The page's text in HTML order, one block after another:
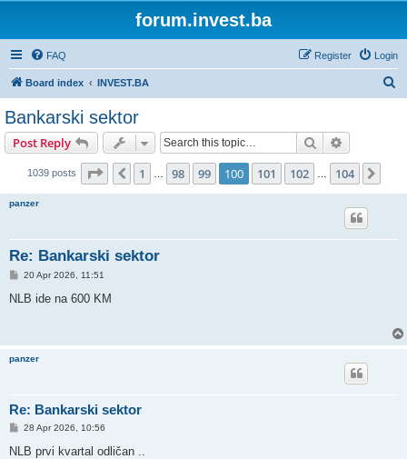
forum.invest.ba
FAQ Login
Register
Board index INVEST.BA
Bankarski sektor
Post Reply Search
1039 posts Page 100 of 104
Previous
1 98 99 100 101 102 104
panzer
Re: Bankarski sektor
P
s
20 Apr 2026, 11:51
NLB ide na 600 KM
panzer
Re: Bankarski sektor
P
s
28 Apr 2026, 10:56
NLB prvi kvartal odličan ..